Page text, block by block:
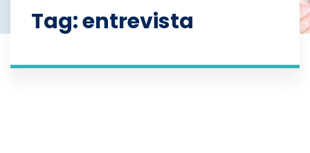
Tag: entrevista